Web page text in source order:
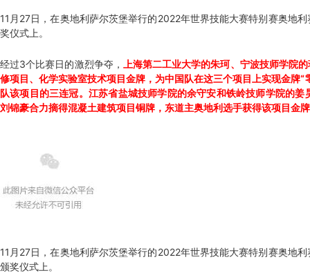
11月27日，在奥地利萨尔茨堡举行的2022年世界技能大赛特别赛奥地
奖仪式上。
经过3个比赛日的激烈争夺，
上海第二工业大学的朱珂、宁波技师学院
修项目、化学实验室技术项目金牌，为中国队在这三个项目上实现金牌
队该项目的三连冠。江苏省盐城技师学院的余守安和铁岭技师学院的
刘锦豪合力摘得混凝土建筑项目铜牌，东道主奥地利选手获得该项目金
11月27日，在奥地利萨尔茨堡举行的2022年世界技能大赛特别赛奥地
颁奖仪式上。